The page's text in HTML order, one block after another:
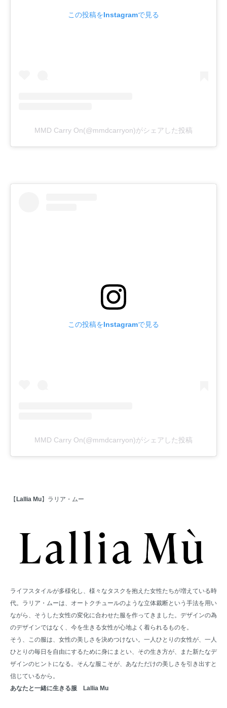
この投稿をInstagramで見る
MMD Carry On(@mmdcarryon)がシェアした投稿
この投稿をInstagramで見る
MMD Carry On(@mmdcarryon)がシェアした投稿
【 Lallia Mu】ラリア・ムー
ライフスタイルが多様化し、様々なタスクを抱えた女性たちが増えている時
代。ラリア・ムーは、オートクチュールのような立体裁断という手法を用い
ながら、そうした女性の変化に合わせた服を作ってきました。デザインの為
のデザインではなく、今を生きる女性が心地よく着られるものを。
そう、この服は、女性の美しさを決めつけない。一人ひとりの女性が、一人
ひとりの毎日を自由にするために身にまとい、その生き方が、また新たなデ
ザインのヒントになる。そんな服こそが、あなただけの美しさを引き出すと
信じているから。
あなたと一緒に生きる服 Lallia Mu